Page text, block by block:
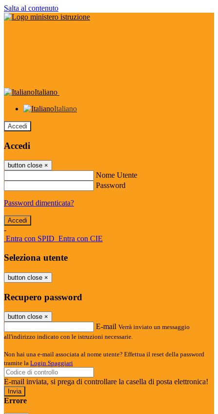
Salta al contenuto
Italiano
Italiano
Accedi
Accedi
button close ×
Nome Utente
Password
Password dimenticata?
-
Entra con SPID Entra con CIE
Seleziona utente
button close ×
Recupero password
button close ×
E-mail Verrà inviato un messaggio
all'indirizzo indicato con le istruzioni necessarie.
Non hai una e-mail associata al nome utente? Effettua il reset della password
tramite la Login Spaggiari
E-mail inviata, si prega di controllare la casella di posta elettronica!
Errore